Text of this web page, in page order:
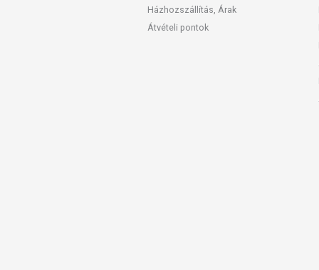
Házhozszállítás, Árak
Átvételi pontok